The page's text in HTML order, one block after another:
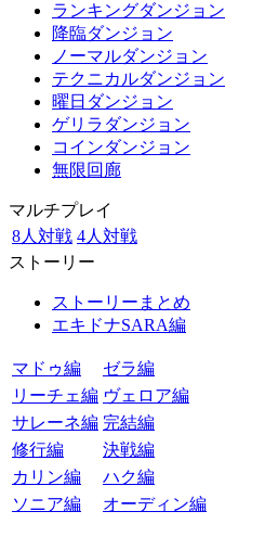
ランキングダンジョン
降臨ダンジョン
ノーマルダンジョン
テクニカルダンジョン
曜日ダンジョン
ゲリラダンジョン
コインダンジョン
無限回廊
マルチプレイ
8人対戦 4人対戦
ストーリー
ストーリーまとめ
エキドナSARA編
マドゥ編
ゼラ編
リーチェ編 ヴェロア編
サレーネ編 完結編
修行編
決戦編
カリン編
ハク編
ソニア編
オーディン編